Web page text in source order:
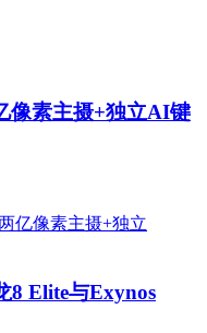
像素主摄+独立AI键
8 Elite与Exynos